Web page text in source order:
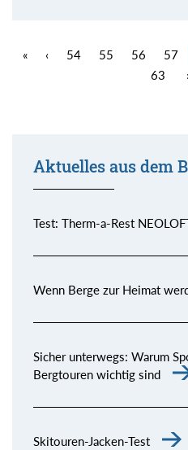
« ‹ 54 55 56 57
63
Aktuelles aus dem
Test: Therm-a-Rest
Wenn Berge zur Heimat
Sicher unterwegs: Warum
Bergtouren wichtig sind
Skitouren-Jacken-Test